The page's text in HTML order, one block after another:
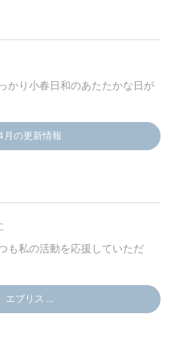
かり小春日和のあたたかな日が
月の更新情報
も私の活動を応援していただ
エブリス ...